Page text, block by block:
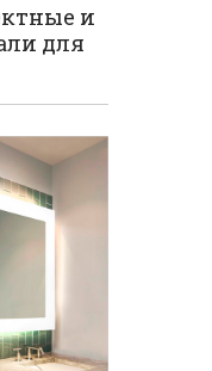
и
для